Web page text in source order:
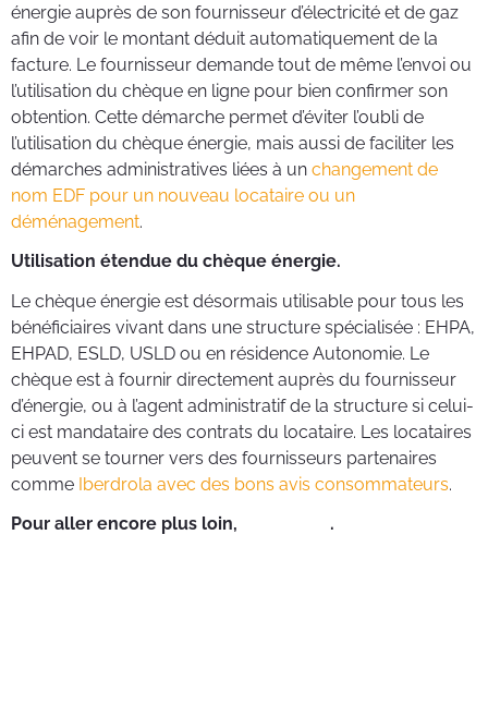
énergie auprès de son fournisseur d’électricité et de gaz
afin de voir le montant déduit automatiquement de la
facture. Le fournisseur demande tout de même l’envoi ou
l’utilisation du chèque en ligne pour bien confirmer son
obtention. Cette démarche permet d’éviter l’oubli de
l’utilisation du chèque énergie, mais aussi de faciliter les
démarches administratives liées à un changement de
nom EDF pour un nouveau locataire ou un
déménagement.
Utilisation étendue du chèque énergie.
Le chèque énergie est désormais utilisable pour tous les
bénéficiaires vivant dans une structure spécialisée : EHPA,
EHPAD, ESLD, USLD ou en résidence Autonomie. Le
chèque est à fournir directement auprès du fournisseur
d’énergie, ou à l’agent administratif de la structure si celui-
ci est mandataire des contrats du locataire. Les locataires
peuvent se tourner vers des fournisseurs partenaires
comme Iberdrola avec des bons avis consommateurs.
Pour aller encore plus loin,
.